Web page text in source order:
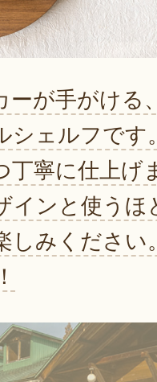
ーが手がける
シェルフです
丁寧に仕上げ
インと使うほ
しみください